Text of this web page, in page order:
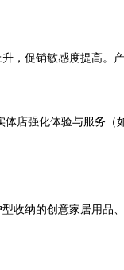
，促销敏感度提高。
店强化体验与服务
收纳的创意家居用品